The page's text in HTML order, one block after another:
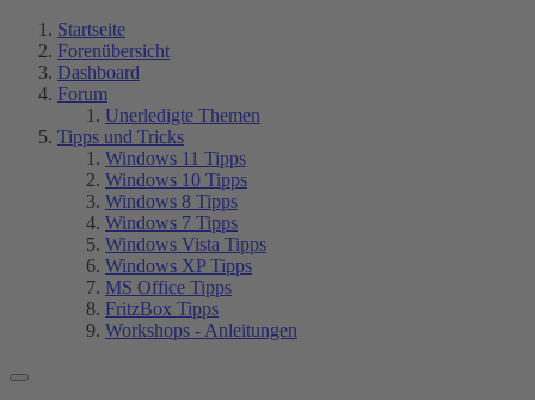
Startseite
Forenübersicht
Dashboard
Forum
Unerledigte Themen
Tipps und Tricks
Windows 11 Tipps
Windows 10 Tipps
Windows 8 Tipps
Windows 7 Tipps
Windows Vista Tipps
Windows XP Tipps
MS Office Tipps
FritzBox Tipps
Workshops - Anleitungen